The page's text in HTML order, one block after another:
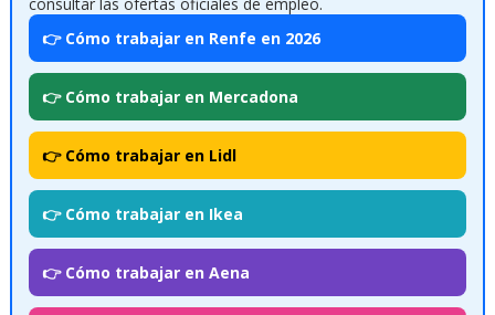
👉 Cómo trabajar en Renfe en 2026
👉 Cómo trabajar en Mercadona
👉 Cómo trabajar en Lidl
👉 Cómo trabajar en Ikea
👉 Cómo trabajar en Aena